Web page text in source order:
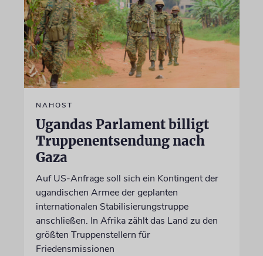
NAHOST
Ugandas Parlament billigt
Truppenentsendung nach
Gaza
Auf US-Anfrage soll sich ein Kontingent der
ugandischen Armee der geplanten
internationalen Stabilisierungstruppe
anschließen. In Afrika zählt das Land zu den
größten Truppenstellern für
Friedensmissionen